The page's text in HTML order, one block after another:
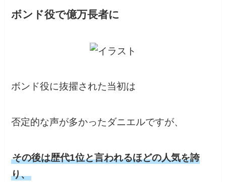
ボンド役で億万長者に
ボンド役に抜擢された当初は
否定的な声が多かったダニエルですが、
その後は歴代1位と言われるほどの人気を誇
り、